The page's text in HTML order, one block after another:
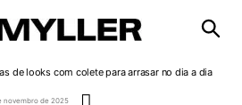
de looks com colete para arrasar no dia a dia
novembro de 2025